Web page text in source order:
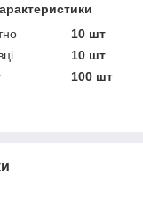
10 шт
10 шт
100 шт